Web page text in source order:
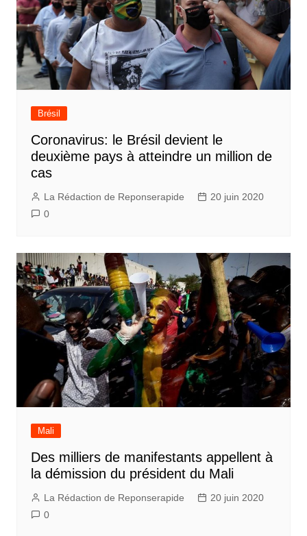
Brésil
Coronavirus: le Brésil devient le
deuxième pays à atteindre un million de
cas
La Rédaction de Reponserapide
20 juin 2020
0
Mali
Des milliers de manifestants appellent à
la démission du président du Mali
La Rédaction de Reponserapide
20 juin 2020
0